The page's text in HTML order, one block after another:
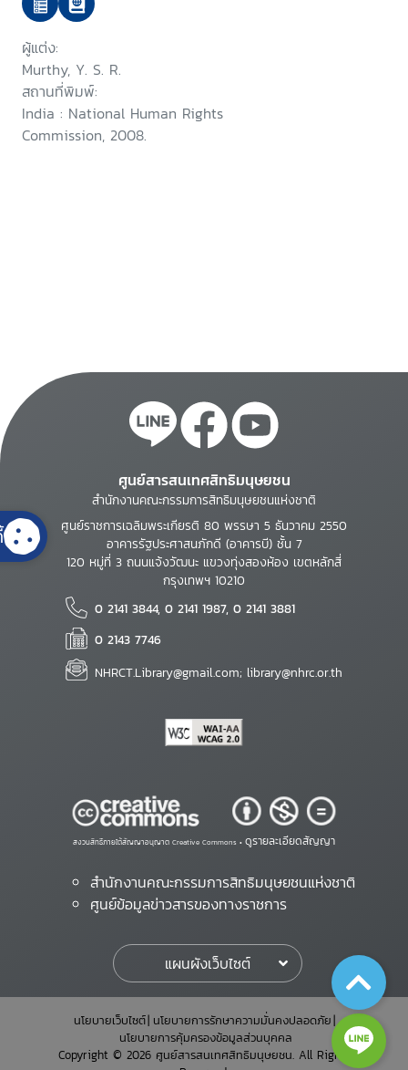
ผู้แต่ง:
Murthy, Y. S. R.
สถานที่พิมพ์:
India : National Human Rights
Commission, 2008.
ศูนย์สารสนเทศสิทธิมนุษยชน
สำนักงานคณะกรรมการสิทธิมนุษยชนแห่งชาติ
ศูนย์ราชการเฉลิมพระเกียรติ 80 พรรษา 5 ธันวาคม 2550
อาคารรัฐประศาสนภักดี (อาคารบี) ชั้น 7
120 หมู่ที่ 3 ถนนแจ้งวัฒนะ แขวงทุ่งสองห้อง เขตหลักสี่
กรุงเทพฯ 10210
0 2141 3844, 0 2141 1987, 0 2141 3881
0 2143 7746
NHRCT.Library@gmail.com; library@nhrc.or.th
สงวนสิทธิ์ภายใต้สัญญาอนุญาต Creative Commons • ดูรายละเอียดสัญญา
สำนักงานคณะกรรมการสิทธิมนุษยชนแห่งชาติ
ศูนย์ข้อมูลข่าวสารของทางราชการ
แผนผังเว็บไซต์
นโยบายเว็บไซต์ นโยบายการรักษาความมั่นคงปลอดภัย
นโยบายการคุ้มครองข้อมูลส่วนบุคคล
Copyright © 2026 ศูนย์สารสนเทศสิทธิมนุษยชน. All Rights